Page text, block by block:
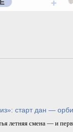
старт дан —
летняя смена — и